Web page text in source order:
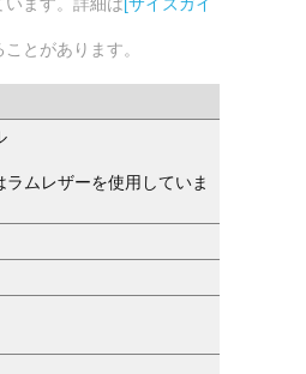
とがあります。
ムレザーを使用していま